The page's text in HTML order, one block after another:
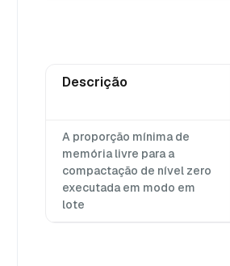
Descrição
A proporção mínima de
memória livre para a
compactação de nível zero
executada em modo em
lote